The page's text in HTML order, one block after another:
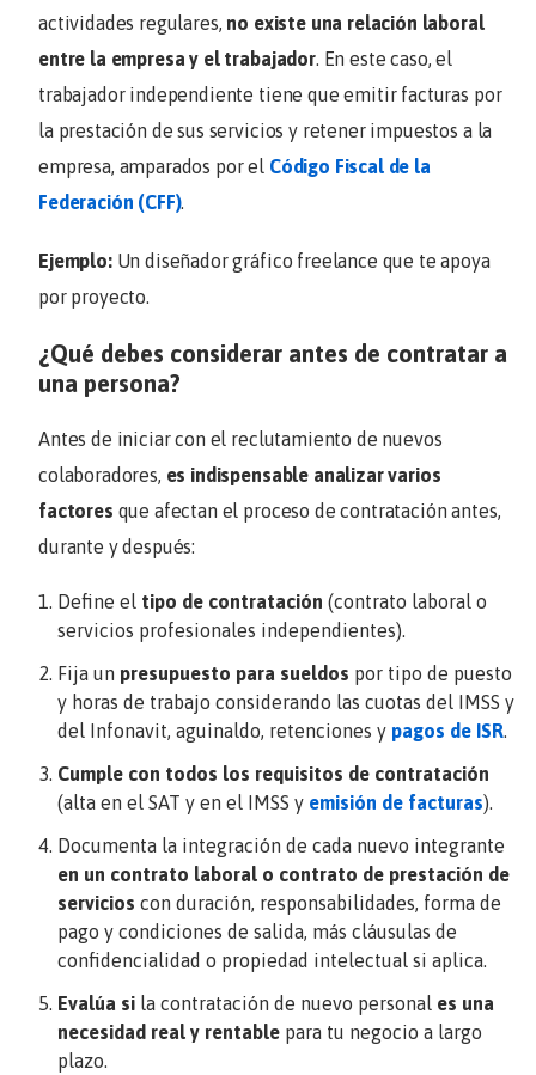
actividades regulares, no existe una relación laboral
entre la empresa y el trabajador. En este caso, el
trabajador independiente tiene que emitir facturas por
la prestación de sus servicios y retener impuestos a la
empresa, amparados por el Código Fiscal de la
Federación (CFF).
Ejemplo:Un diseñador gráfico freelance que te apoya
por proyecto.
¿Qué debes considerar antes de contratar a
una persona?
Antes de iniciar con el reclutamiento de nuevos
colaboradores, es indispensable analizar varios
factores que afectan el proceso de contratación antes,
durante y después:
Define el tipo de contratación (contrato laboral o
servicios profesionales independientes).
Fija un presupuesto para sueldos por tipo de puesto
y horas de trabajo considerando las cuotas del IMSS y
del Infonavit, aguinaldo, retenciones y pagos de ISR.
Cumple con todos los requisitos de contratación
(alta en el SAT y en el IMSS y emisión de facturas).
Documenta la integración de cada nuevo integrante
en un contrato laboral o contrato de prestación de
servicios con duración, responsabilidades, forma de
pago y condiciones de salida, más cláusulas de
confidencialidad o propiedad intelectual si aplica.
Evalúa si la contratación de nuevo personal es una
necesidad real y rentable para tu negocio a largo
plazo.